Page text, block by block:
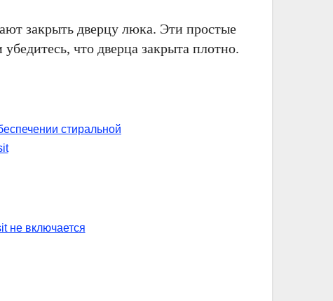
закрыть дверцу люка. Эти простые
что дверца закрыта плотно.